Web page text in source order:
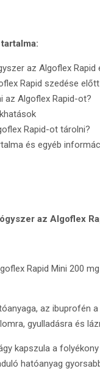
az Algoflex
Rapid szedése előtt
az Algoflex Rapid-ot?
Rapid-ot tárolni?
és egyéb
az Algoflex
Rapid Mini 200
az ibuprofén
gyulladásra és
kapszula a
hatóanyag